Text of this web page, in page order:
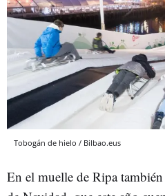
Tobogán de hielo / Bilbao.eus
En el muelle de Ripa